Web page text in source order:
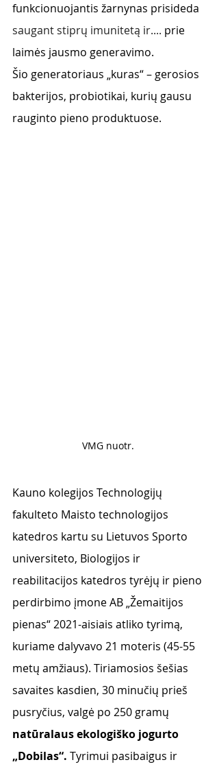
funkcionuojantis žarnynas prisideda
saugant stiprų imunitetą ir.... prie
laimės jausmo generavimo.
Šio generatoriaus „kuras“ – gerosios
bakterijos, probiotikai, kurių gausu
rauginto pieno produktuose.
VMG nuotr.
Kauno kolegijos Technologijų
fakulteto Maisto technologijos
katedros kartu su Lietuvos Sporto
universiteto, Biologijos ir
reabilitacijos katedros tyrėjų ir pieno
perdirbimo įmone AB „Žemaitijos
pienas“ 2021-aisiais atliko tyrimą,
kuriame dalyvavo 21 moteris (45-55
metų amžiaus). Tiriamosios šešias
savaites kasdien, 30 minučių prieš
pusryčius, valgė po 250 gramų
natūralaus ekologiško jogurto
„Dobilas“. Tyrimui pasibaigus ir